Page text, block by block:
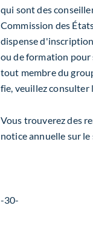
qui sont des
Commission des
dispense
ou de formation pour
tout membre du
fie, veuillez consulter
Vous trouverez des
notice annuelle sur le
-30-